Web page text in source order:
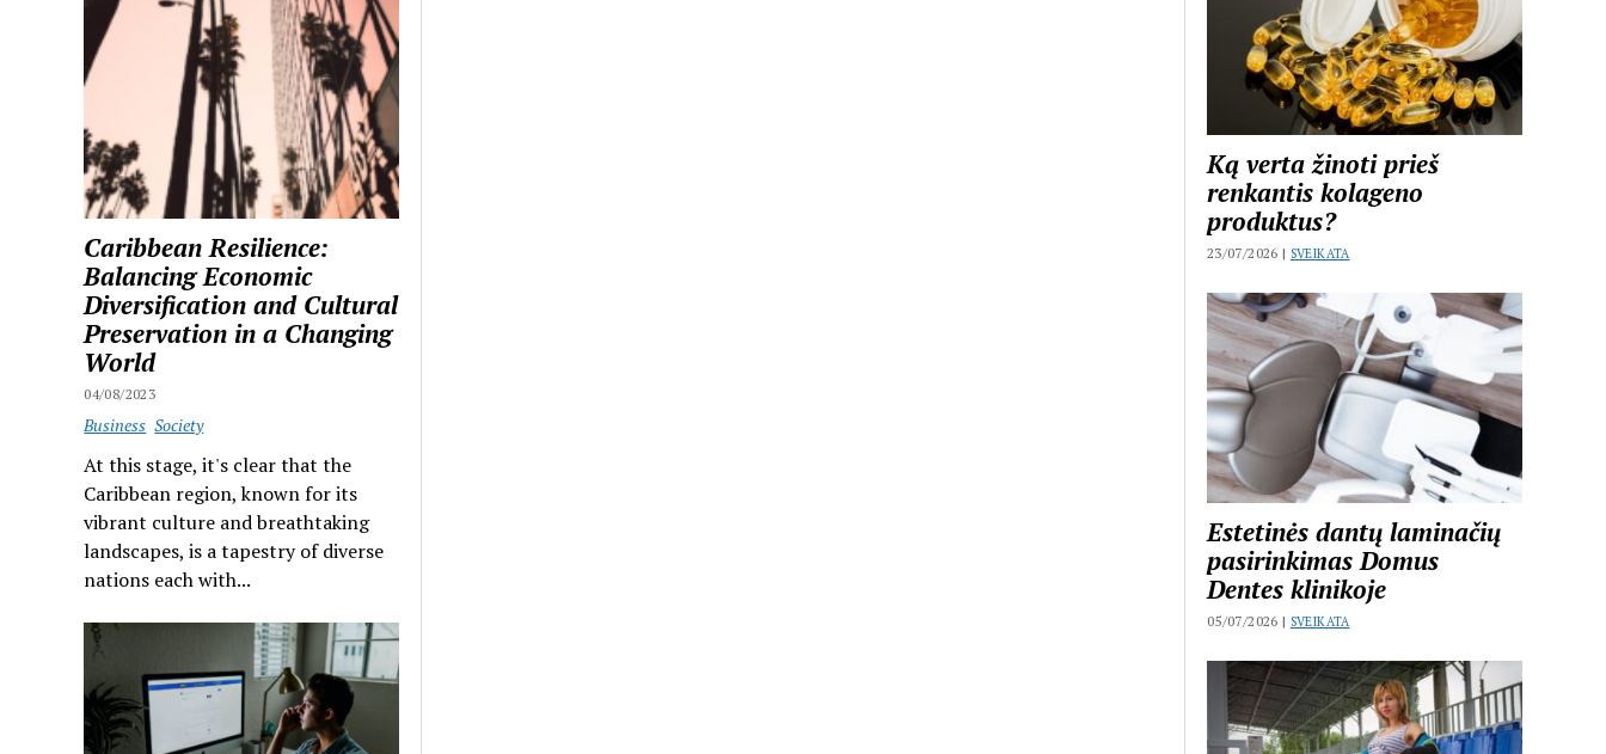
Caribbean Resilience:
Balancing Economic
Diversification and Cultural
Preservation in a Changing
World
04/08/2023
Business Society
At this stage, it's clear that the
Caribbean region, known for its
vibrant culture and breathtaking
landscapes, is a tapestry of diverse
nations each with...
Ką verta žinoti prieš
renkantis kolageno
produktus?
23/07/2026 | SVEIKATA
Estetinės dantų laminačių
pasirinkimas Domus
Dentes klinikoje
05/07/2026 | SVEIKATA